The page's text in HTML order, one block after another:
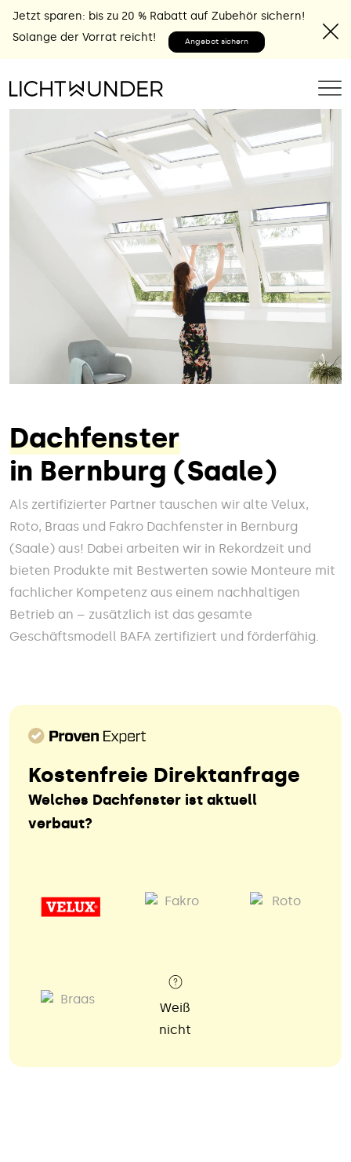
Jetzt sparen: bis zu 20 % Rabatt auf Zubehör sichern!
Solange der Vorrat reicht!
Angebot sichern
Dachfenster
in Bernburg (Saale)
Als zertifizierter Partner tauschen wir alte Velux,
Roto, Braas und Fakro Dachfenster in Bernburg
(Saale) aus! Dabei arbeiten wir in Rekordzeit und
bieten Produkte mit Bestwerten sowie Monteure mit
fachlicher Kompetenz aus einem nachhaltigen
Betrieb an – zusätzlich ist das gesamte
Geschäftsmodell BAFA zertifiziert und förderfähig.
Kostenfreie Direktanfrage
Welches Dachfenster ist aktuell
verbaut?
Weiß
nicht